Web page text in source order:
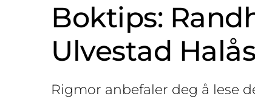
Boktips:
Ulvestad Halås
Rigmor anbefaler deg å lese